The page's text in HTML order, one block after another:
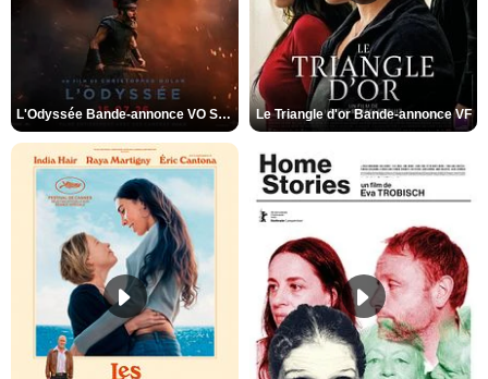
L'Odyssée Bande-annonce VO STFR Le Triangle d'or Bande-annonce VF